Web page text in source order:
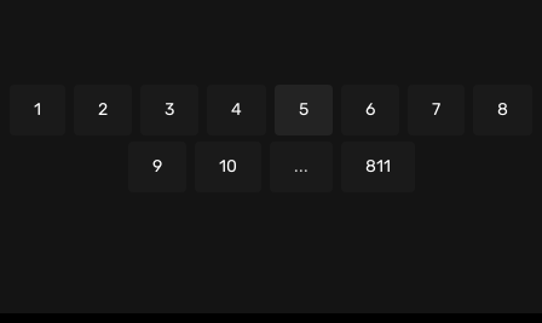
1 2 3 4 5 6 7 8
9 10 ... 811